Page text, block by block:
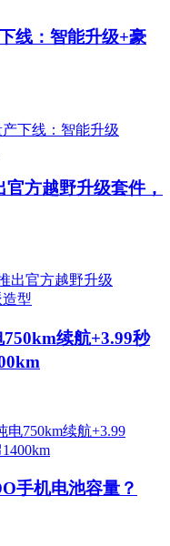
线：智能升级+豪
方越野升级套件，
续航+3.99秒
手机电池容量？